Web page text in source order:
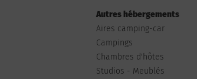
Autres hébergements
Aires camping-car
Campings
Chambres d'hôtes
Studios - Meublés